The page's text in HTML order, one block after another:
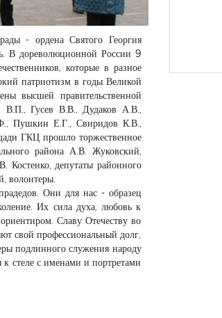
- ордена Святого Георгия
В дореволюционной России 9
которые в разное
патриотизм в годы Великой
высшей правительственной
В.П., Гусев В.В., Дудаков А.В.,
Пушкин Е.Г., Свиридов К.В.,
ГКЦ прошло торжественное
района А.В. Жуковский,
Костенко, депутаты районного
волонтеры.
Они для нас - образец
Их сила духа, любовь к
Славу Отечеству во
свой профессиональный долг,
подлинного служения народу
стеле с именами и портретами